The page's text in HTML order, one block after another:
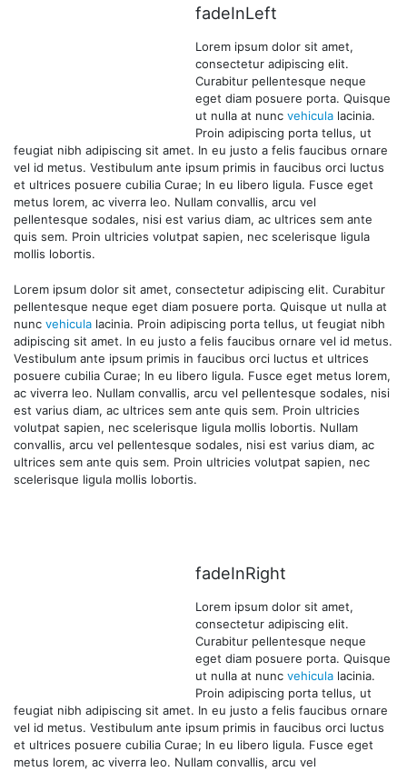
fadeInLeft
Lorem ipsum dolor sit amet,
consectetur adipiscing elit.
Curabitur pellentesque neque
eget diam posuere porta. Quisque
ut nulla at nunc vehicula lacinia.
Proin adipiscing porta tellus, ut
feugiat nibh adipiscing sit amet. In eu justo a felis faucibus ornare
vel id metus. Vestibulum ante ipsum primis in faucibus orci luctus
et ultrices posuere cubilia Curae; In eu libero ligula. Fusce eget
metus lorem, ac viverra leo. Nullam convallis, arcu vel
pellentesque sodales, nisi est varius diam, ac ultrices sem ante
quis sem. Proin ultricies volutpat sapien, nec scelerisque ligula
mollis lobortis.
Lorem ipsum dolor sit amet, consectetur adipiscing elit. Curabitur
pellentesque neque eget diam posuere porta. Quisque ut nulla at
nunc vehicula lacinia. Proin adipiscing porta tellus, ut feugiat nibh
adipiscing sit amet. In eu justo a felis faucibus ornare vel id metus.
Vestibulum ante ipsum primis in faucibus orci luctus et ultrices
posuere cubilia Curae; In eu libero ligula. Fusce eget metus lorem,
ac viverra leo. Nullam convallis, arcu vel pellentesque sodales, nisi
est varius diam, ac ultrices sem ante quis sem. Proin ultricies
volutpat sapien, nec scelerisque ligula mollis lobortis. Nullam
convallis, arcu vel pellentesque sodales, nisi est varius diam, ac
ultrices sem ante quis sem. Proin ultricies volutpat sapien, nec
scelerisque ligula mollis lobortis.
fadeInRight
Lorem ipsum dolor sit amet,
consectetur adipiscing elit.
Curabitur pellentesque neque
eget diam posuere porta. Quisque
ut nulla at nunc vehicula lacinia.
Proin adipiscing porta tellus, ut
feugiat nibh adipiscing sit amet. In eu justo a felis faucibus ornare
vel id metus. Vestibulum ante ipsum primis in faucibus orci luctus
et ultrices posuere cubilia Curae; In eu libero ligula. Fusce eget
metus lorem, ac viverra leo. Nullam convallis, arcu vel